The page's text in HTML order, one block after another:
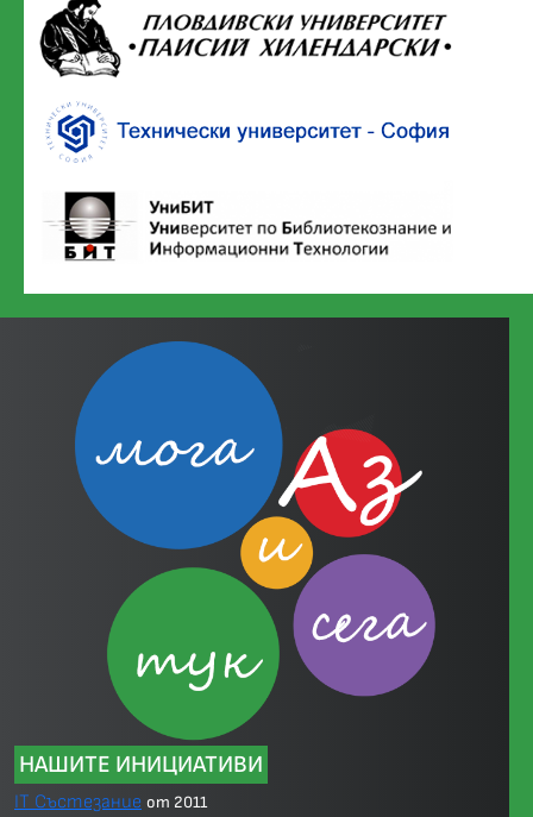
НАШИТЕ ИНИЦИАТИВИ
IT Състезание от 2011